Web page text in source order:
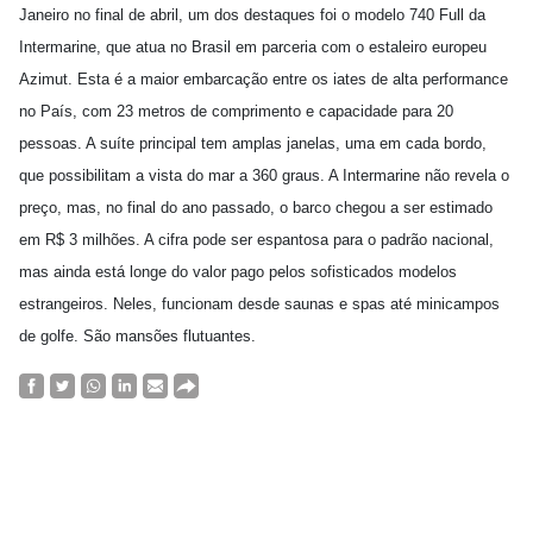
Janeiro no final de abril, um dos destaques foi o modelo 740 Full da
Intermarine, que atua no Brasil em parceria com o estaleiro europeu
Azimut. Esta é a maior embarcação entre os iates de alta performance
no País, com 23 metros de comprimento e capacidade para 20
pessoas. A suíte principal tem amplas janelas, uma em cada bordo,
que possibilitam a vista do mar a 360 graus. A Intermarine não revela o
preço, mas, no final do ano passado, o barco chegou a ser estimado
em R$ 3 milhões. A cifra pode ser espantosa para o padrão nacional,
mas ainda está longe do valor pago pelos sofisticados modelos
estrangeiros. Neles, funcionam desde saunas e spas até minicampos
de golfe. São mansões flutuantes.